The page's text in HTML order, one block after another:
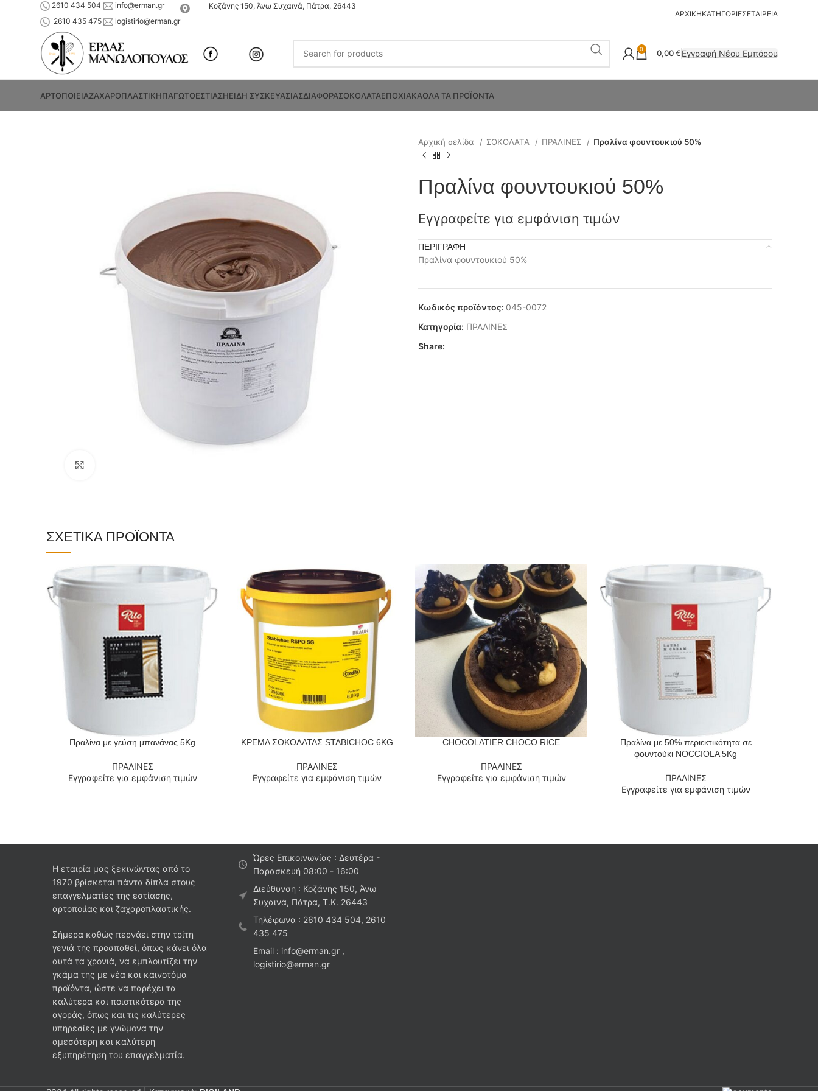
2610 434 504
2610 435 475
info@erman.gr
logistirio@erman.gr
Κοζάνης 150, Άνω Συχαινά, Πάτρα, 26443
ΑΡΧΙΚΗΚΑΤΗΓΟΡΙΕΣΕΤΑΙΡΕΙΑ
0 0,00€Εγγραφή Νέου Εμπόρου
ΑΡΤΟΠΟΙΕΙΑΖΑΧΑΡΟΠΛΑΣΤΙΚΗΠΑΓΩΤΟΕΣΤΙΑΣΗΕΙΔΗ ΣΥΣΚΕΥΑΣΙΑΣΔΙΑΦΟΡΑΣΟΚΟΛΑΤΑΕΠΟΧΙΑΚΑΟΛΑ ΤΑ ΠΡΟΪΟΝΤΑ
Αρχική σελίδα ΣΟΚΟΛΑΤΑ ΠΡΑΛΙΝΕΣ Πραλίνα φουντουκιού 50%
Πραλίνα φουντουκιού 50%
Εγγραφείτε για εμφάνιση τιμών
ΠΕΡΙΓΡΑΦΉ
Πραλίνα φουντουκιού 50%
Κωδικός προϊόντος: 045-0072
Κατηγορία: ΠΡΑΛΙΝΕΣ
Share:
ΣΧΕΤΙΚΆ ΠΡΟΪΌΝΤΑ
ΔΙΑΒΆΣΤΕ ΠΕΡΙΣΣΌΤΕΡΑ
Πραλίνα με γεύση μπανάνας 5Kg
ΠΡΑΛΙΝΕΣ
Εγγραφείτε για εμφάνιση τιμών
ΔΙΑΒΆΣΤΕ ΠΕΡΙΣΣΌΤΕΡΑ
ΚΡΕΜΑ ΣΟΚΟΛΑΤΑΣ STABICHOC 6KG
ΠΡΑΛΙΝΕΣ
Εγγραφείτε για εμφάνιση τιμών
ΔΙΑΒΆΣΤΕ ΠΕΡΙΣΣΌΤΕΡΑ
CHOCOLATIER CHOCO RICE
ΠΡΑΛΙΝΕΣ
Εγγραφείτε για εμφάνιση τιμών
ΔΙΑΒΆΣΤΕ ΠΕΡΙΣΣΌΤΕΡΑ
Πραλίνα με 50% περιεκτικότητα σε
φουντούκι NOCCIOLA 5Kg
ΠΡΑΛΙΝΕΣ
Εγγραφείτε για εμφάνιση τιμών
Η εταιρία μας ξεκινώντας από το
1970 βρίσκεται πάντα δίπλα στους
επαγγελματίες της εστίασης,
αρτοποιίας και ζαχαροπλαστικής.
Σήμερα καθώς περνάει στην τρίτη
γενιά της προσπαθεί, όπως κάνει όλα
αυτά τα χρονιά, να εμπλουτίζει την
γκάμα της με νέα και καινοτόμα
προϊόντα, ώστε να παρέχει τα
καλύτερα και ποιοτικότερα της
αγοράς, όπως και τις καλύτερες
υπηρεσίες με γνώμονα την
αμεσότερη και καλύτερη
εξυπηρέτηση του επαγγελματία.
Ώρες Επικοινωνίας : Δευτέρα -
Παρασκευή 08:00 - 16:00
Διεύθυνση : Κοζάνης 150, Άνω
Συχαινά, Πάτρα, Τ.Κ. 26443
Τηλέφωνα : 2610 434 504, 2610
435 475
Email : info@erman.gr ,
logistirio@erman.gr